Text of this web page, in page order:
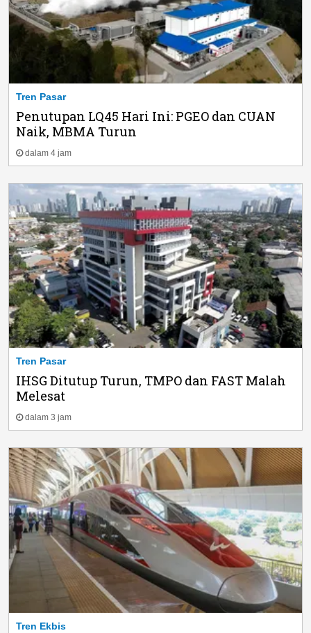
Tren Pasar
Penutupan LQ45 Hari Ini: PGEO dan CUAN
Naik, MBMA Turun
dalam 4 jam
Tren Pasar
IHSG Ditutup Turun, TMPO dan FAST Malah
Melesat
dalam 3 jam
Tren Ekbis